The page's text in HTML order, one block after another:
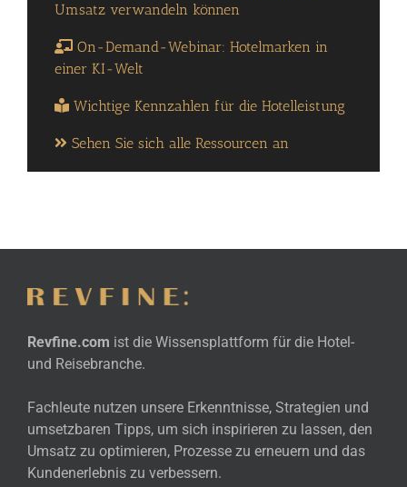
Umsatz verwandeln können
On-Demand-Webinar: Hotelmarken in
einer KI-Welt
Wichtige Kennzahlen für die Hotelleistung
Sehen Sie sich alle Ressourcen an
Revfine.com ist die Wissensplattform für die Hotel-
und Reisebranche.
Fachleute nutzen unsere Erkenntnisse, Strategien und
umsetzbaren Tipps, um sich inspirieren zu lassen, den
Umsatz zu optimieren, Prozesse zu erneuern und das
Kundenerlebnis zu verbessern.